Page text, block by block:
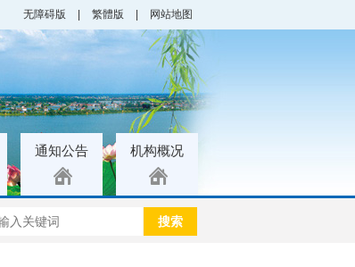
无障碍版 繁體版 网站地图
通知公告 机构概况
搜索